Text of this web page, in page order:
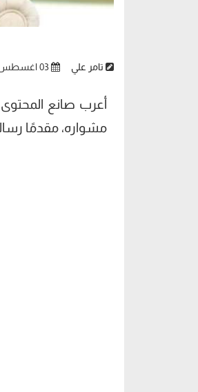
تامر علي
أعرب صانع
مشواره، مقدمًا